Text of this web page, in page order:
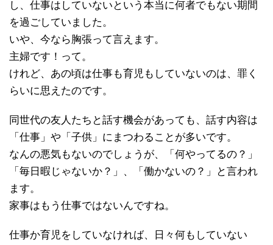
し、仕事はしていないという本当に何者でもない期間
を過ごしていました。
いや、今なら胸張って言えます。
主婦です！って。
けれど、あの頃は仕事も育児もしていないのは、罪く
らいに思えたのです。
同世代の友人たちと話す機会があっても、話す内容は
「仕事」や「子供」にまつわることが多いです。
なんの悪気もないのでしょうが、「何やってるの？」
「毎日暇じゃないか？」、「働かないの？」と言われ
ます。
家事はもう仕事ではないんですね。
仕事か育児をしていなければ、日々何もしていない